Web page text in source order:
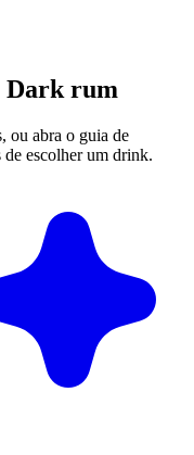
Dark rum
ou abra o guia de
de escolher um drink.